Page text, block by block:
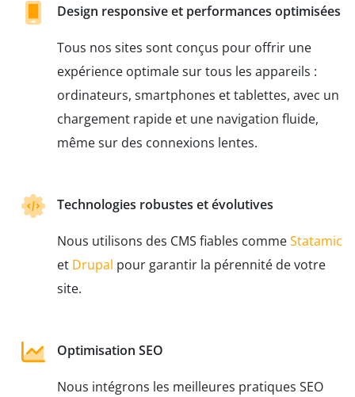
Design responsive et performances optimisées
Tous nos sites sont conçus pour offrir une
expérience optimale sur tous les appareils :
ordinateurs, smartphones et tablettes, avec un
chargement rapide et une navigation fluide,
même sur des connexions lentes.
Technologies robustes et évolutives
Nous utilisons des CMS fiables commeStatamic
et Drupal pour garantir la pérennité de votre
site.
Optimisation SEO
Nous intégrons les meilleures pratiques SEO